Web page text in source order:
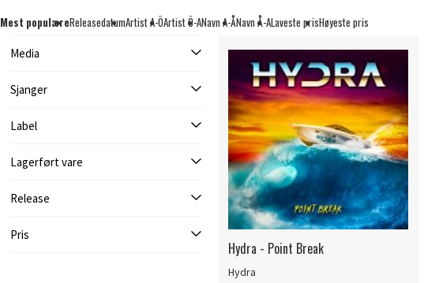
Mest populæreReleasedatumArtist A-ÖArtist Ö-ANavn A-ÅNavn Å-ALaveste prisHøyeste pris
Media
Sjanger
Label
Lagerført vare
Release
Pris
Hydra - Point Break
Hydra